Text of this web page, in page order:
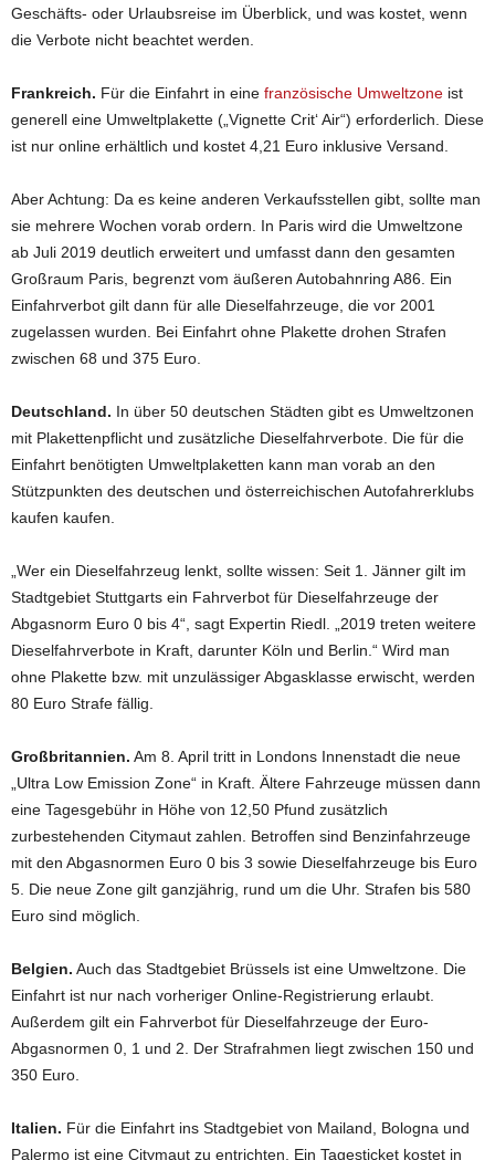
Geschäfts- oder Urlaubsreise im Überblick, und was kostet, wenn
die Verbote nicht beachtet werden.
Frankreich. Für die Einfahrt in eine französische Umweltzone ist
generell eine Umweltplakette („Vignette Crit‘ Air“) erforderlich. Diese
ist nur online erhältlich und kostet 4,21 Euro inklusive Versand.
Aber Achtung: Da es keine anderen Verkaufsstellen gibt, sollte man
sie mehrere Wochen vorab ordern. In Paris wird die Umweltzone
ab Juli 2019 deutlich erweitert und umfasst dann den gesamten
Großraum Paris, begrenzt vom äußeren Autobahnring A86. Ein
Einfahrverbot gilt dann für alle Dieselfahrzeuge, die vor 2001
zugelassen wurden. Bei Einfahrt ohne Plakette drohen Strafen
zwischen 68 und 375 Euro.
Deutschland. In über 50 deutschen Städten gibt es Umweltzonen
mit Plakettenpflicht und zusätzliche Dieselfahrverbote. Die für die
Einfahrt benötigten Umweltplaketten kann man vorab an den
Stützpunkten des deutschen und österreichischen Autofahrerklubs
kaufen kaufen.
„Wer ein Dieselfahrzeug lenkt, sollte wissen: Seit 1. Jänner gilt im
Stadtgebiet Stuttgarts ein Fahrverbot für Dieselfahrzeuge der
Abgasnorm Euro 0 bis 4“, sagt Expertin Riedl. „2019 treten weitere
Dieselfahrverbote in Kraft, darunter Köln und Berlin.“ Wird man
ohne Plakette bzw. mit unzulässiger Abgasklasse erwischt, werden
80 Euro Strafe fällig.
Großbritannien. Am 8. April tritt in Londons Innenstadt die neue
„Ultra Low Emission Zone“ in Kraft. Ältere Fahrzeuge müssen dann
eine Tagesgebühr in Höhe von 12,50 Pfund zusätzlich
zurbestehenden Citymaut zahlen. Betroffen sind Benzinfahrzeuge
mit den Abgasnormen Euro 0 bis 3 sowie Dieselfahrzeuge bis Euro
5. Die neue Zone gilt ganzjährig, rund um die Uhr. Strafen bis 580
Euro sind möglich.
Belgien. Auch das Stadtgebiet Brüssels ist eine Umweltzone. Die
Einfahrt ist nur nach vorheriger Online-Registrierung erlaubt.
Außerdem gilt ein Fahrverbot für Dieselfahrzeuge der Euro-
Abgasnormen 0, 1 und 2. Der Strafrahmen liegt zwischen 150 und
350 Euro.
Italien. Für die Einfahrt ins Stadtgebiet von Mailand, Bologna und
Palermo ist eine Citymaut zu entrichten. Ein Tagesticket kostet in